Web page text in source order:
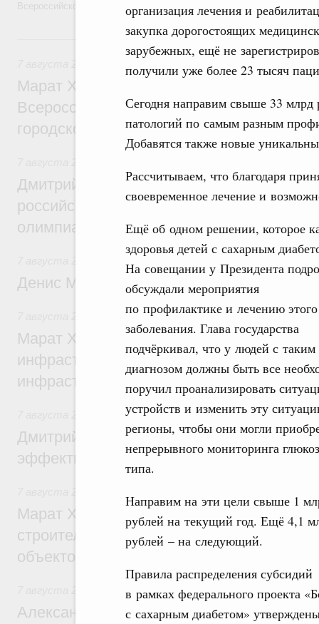
организация лечения и
закупка дорогостоящих
зарубежных, ещё не
получили уже более 23 тысяч
Сегодня направим свыше 33
патологий по самым разным
Добавятся также новые
Рассчитываем, что благодаря
своевременное лечение и
Ещё об одном решении, которое
здоровья детей с сахарным
На совещании у Президента
обсуждали мероприятия
по профилактике и лечению этого
заболевания. Глава государства
подчёркивал, что у людей с таким
диагнозом должны быть все
поручил проанализировать
устройств и изменить эту
регионы, чтобы они могли
непрерывного мониторинга
типа.
Направим на эти цели свыше 1
рублей на текущий год. Ещё 4,1
рублей – на следующий.
Правила распределения субсидий
в рамках федерального проекта
с сахарным диабетом»
Всероссийского общественного движения «Волонтёры-медики» с
Вчера
Экономика городов. Городская среда
Марат Хуснуллин провёл заседание
Всероссийского конкурса лучших
городской среды
Дмитрий Чернышенко и Сергей Кравцов
российскую сборную с победой на
олимпиаде по искусственному
Денис Мантуров посетил Ярославскую
Бюджеты субъектов Федерации.
Марат Хуснуллин: 15 объектов
инфраструктуры построили и обновили
инфраструктурным кредитам
Развитие сельских территорий
Дмитрий Патрушев: Синхронизация
эффективность поддержки сельских
Марат Хуснуллин: «Единый заказчик»
строительство и реконструкцию более
объектов
Чрезвычайные ситуации и ликвидация их
Александр Козлов провёл заседание